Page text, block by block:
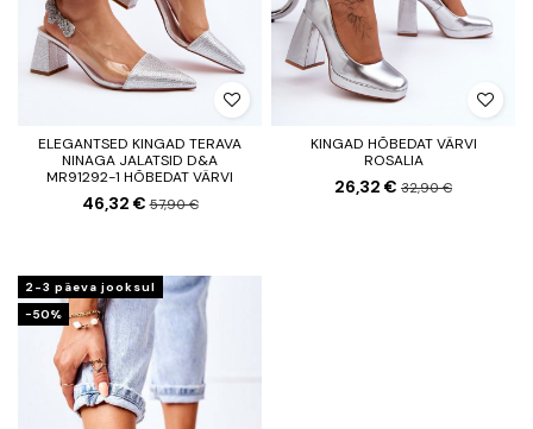
ELEGANTSED KINGAD TERAVA
NINAGA JALATSID D&A
MR91292-1 HÕBEDAT VÄRVI
46,32 €57,90 €
KINGAD HÕBEDAT VÄRVI
ROSALIA
26,32 € 32,90 €
2-3 päeva jooksul
−50%